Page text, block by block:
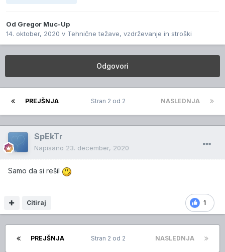
Od Gregor Muc-Up
14. oktober, 2020 v Tehnične težave, vzdrževanje in stroški
Odgovori
PREJŠNJA NASLEDNJA
Stran 2 od 2
SpEkTr
Napisano 23. december, 2020
Samo da si rešil
1
Citiraj
PREJŠNJA NASLEDNJA
Stran 2 od 2